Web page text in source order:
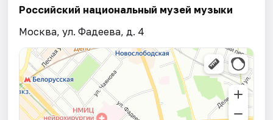
Российский национальный музей музыки
Москва, ул. Фадеева, д. 4